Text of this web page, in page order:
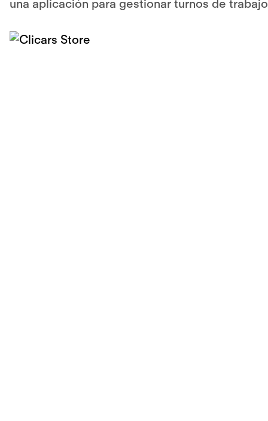
una aplicación para gestionar turnos de trabajo,